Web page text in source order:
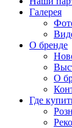
Галерея
О бренде
О
Где